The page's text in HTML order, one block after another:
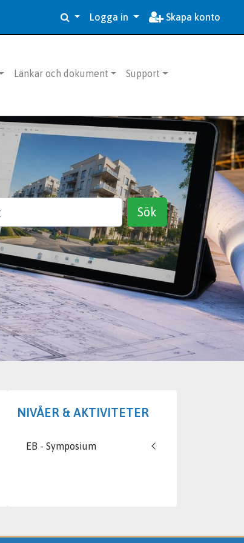
Logga in Skapa konto
Länkar och dokument Support
Sök
NIVÅER & AKTIVITETER
EB - Symposium